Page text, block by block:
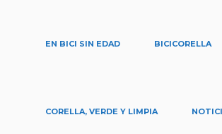
EN BICI SIN EDAD BICICORELLA
CORELLA, VERDE Y LIMPIA
/Posts tagged "explora"